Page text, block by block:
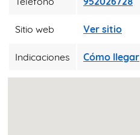
Sitio web Ver sitio
Indicaciones Cómo llegar